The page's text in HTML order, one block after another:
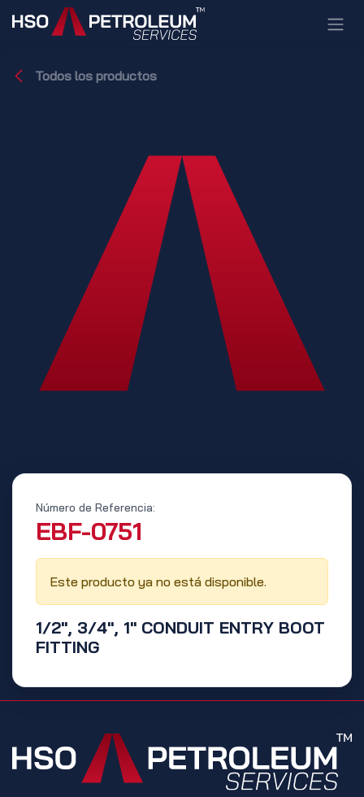
Ir al contenido
Todos los productos
1/2", 3/4", 1" CONDUIT ENTRY BOOT
FITTING
Número de Referencia:
‭EBF-0751‬
Este producto ya no está disponible.